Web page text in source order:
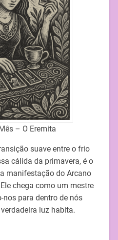
– O Eremita
suave entre o frio
cálida da primavera, é o
manifestação do Arcano
chega como um mestre
nos para dentro de nós
luz habita.